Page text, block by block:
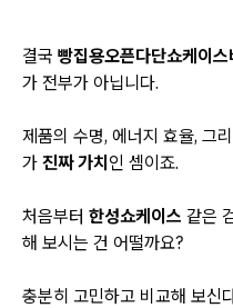
결국 빵집용오픈다단쇼케이스
가 전부가 아닙니다.
제품의 수명, 에너지 효율, 그
가 진짜 가치 인 셈이죠.
처음부터 한성쇼케이스 같은
해 보시는 건 어떨까요?
충분히 고민하고 비교해 보신